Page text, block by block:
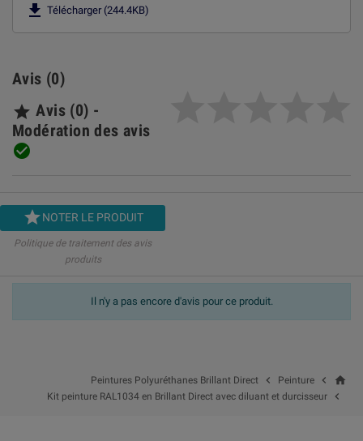
 Télécharger (244.4KB)
Avis (0)
 Avis (0) -
Modération des avis

NOTER LE PRODUIT
Politique de traitement des avis
produits
Il n'y a pas encore d'avis pour ce produit.
home

Peinture

Peintures Polyuréthanes Brillant Direct

Kit peinture RAL1034 en Brillant Direct avec diluant et durcisseur